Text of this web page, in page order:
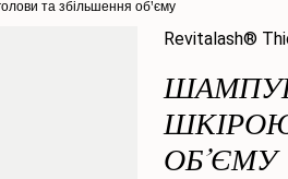
та збільшення об’єму
Revitalash®
ОБ’ЄМУ